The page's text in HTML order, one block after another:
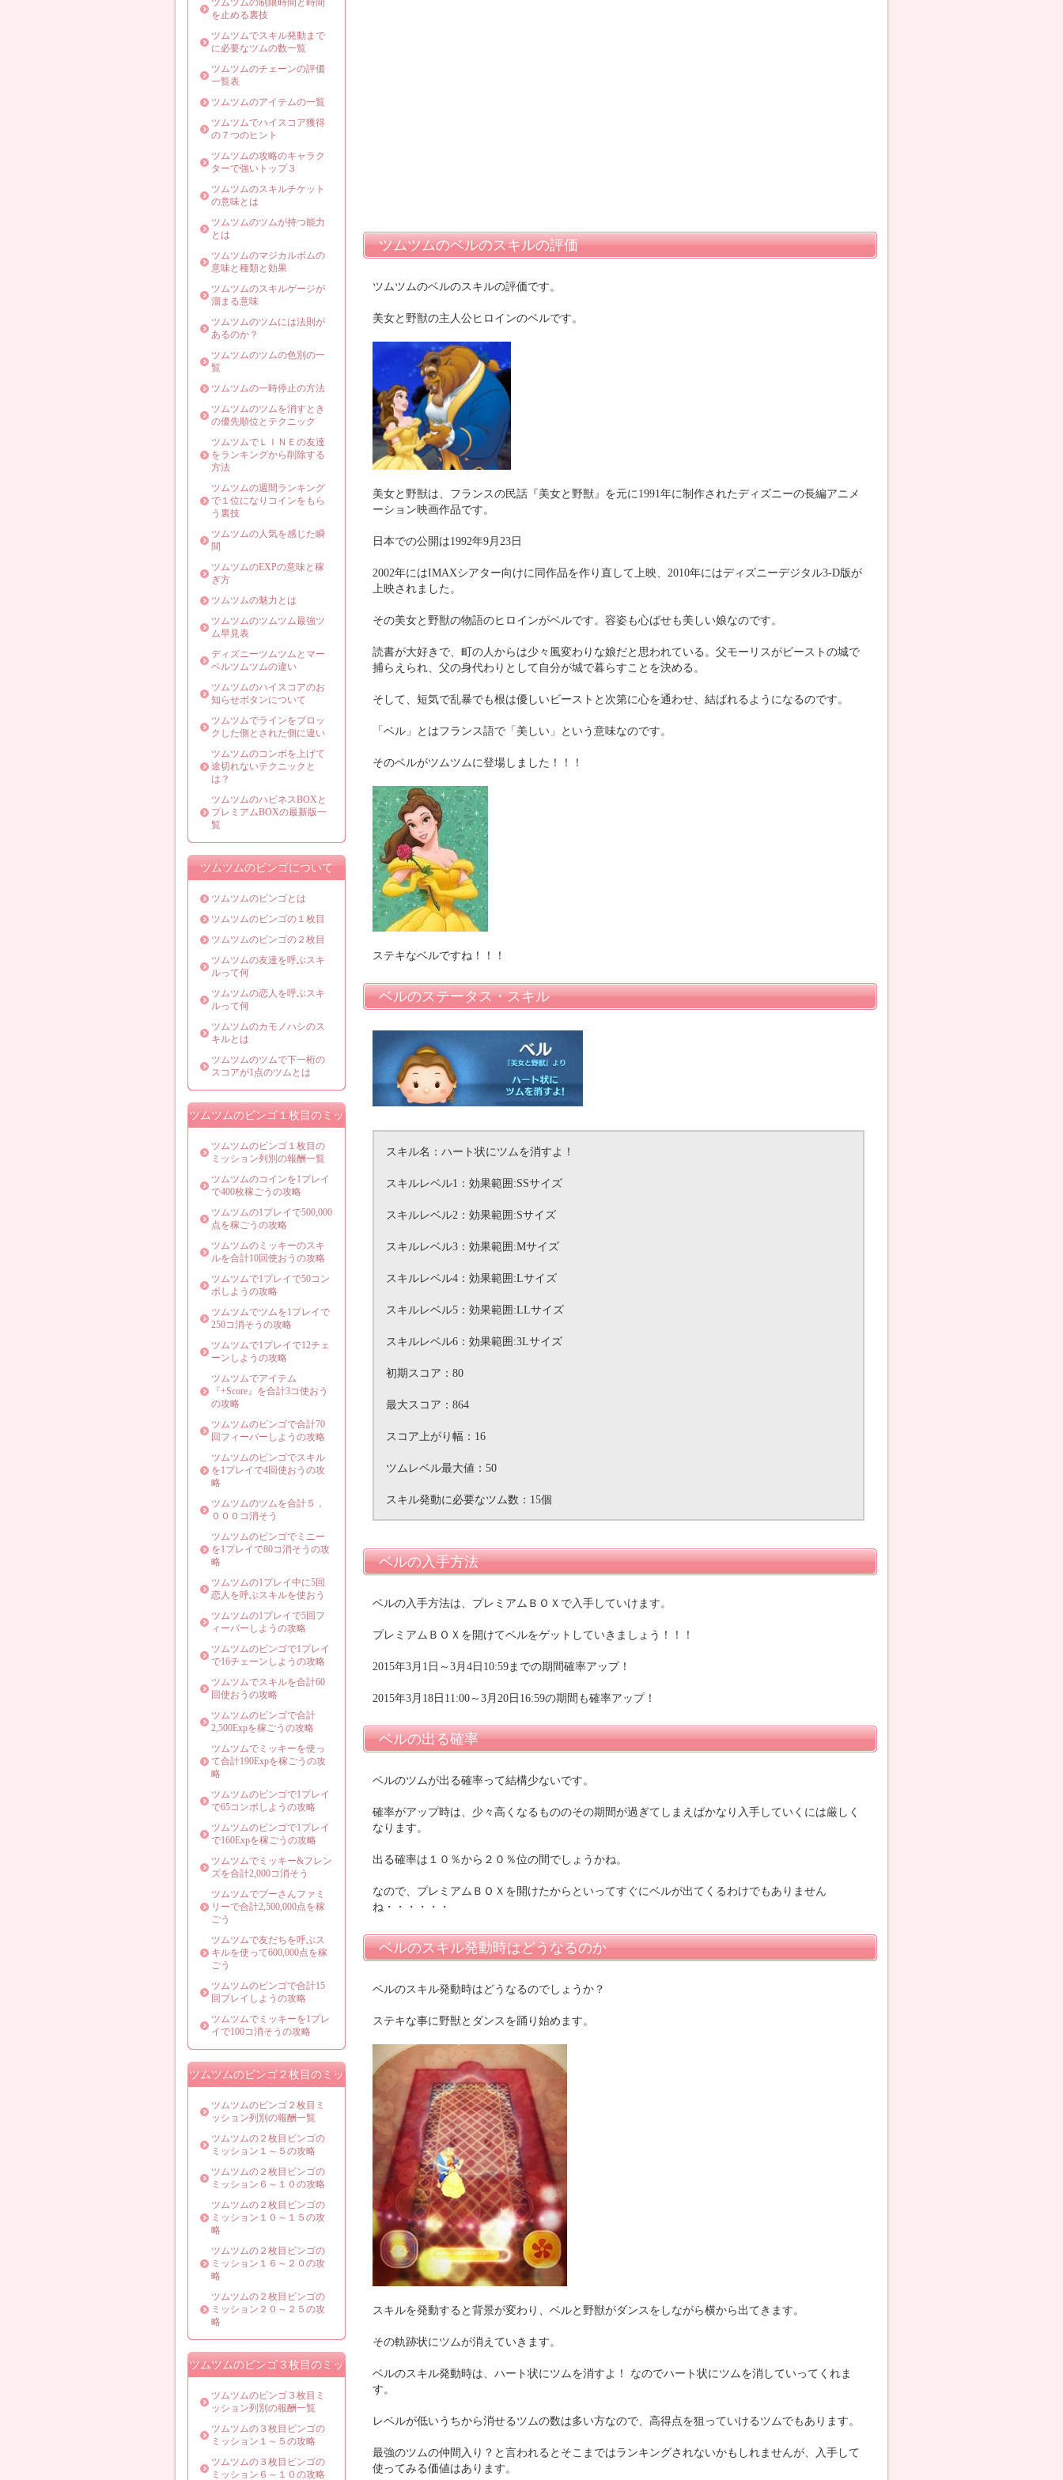
ツムツムのベルのスキルの評価
ツムツムのベルのスキルの評価です。
美女と野獣の主人公ヒロインのベルです。
美女と野獣は、フランスの民話『美女と野獣』を元に1991年に制作されたディズニーの長編アニメ
ーション映画作品です。
日本での公開は1992年9月23日
2002年にはIMAXシアター向けに同作品を作り直して上映、2010年にはディズニーデジタル3-D版が
上映されました。
その美女と野獣の物語のヒロインがベルです。容姿も心ばせも美しい娘なのです。
読書が大好きで、町の人からは少々風変わりな娘だと思われている。父モーリスがビーストの城で
捕らえられ、父の身代わりとして自分が城で暮らすことを決める。
そして、短気で乱暴でも根は優しいビーストと次第に心を通わせ、結ばれるようになるのです。
「ベル」とはフランス語で「美しい」という意味なのです。
そのベルがツムツムに登場しました！！！
ステキなベルですね！！！
ベルのステータス・スキル
スキル名：ハート状にツムを消すよ！
スキルレベル1：効果範囲:SSサイズ
スキルレベル2：効果範囲:Sサイズ
スキルレベル3：効果範囲:Mサイズ
スキルレベル4：効果範囲:Lサイズ
スキルレベル5：効果範囲:LLサイズ
スキルレベル6：効果範囲:3Lサイズ
初期スコア：80
最大スコア：864
スコア上がり幅：16
ツムレベル最大値：50
スキル発動に必要なツム数：15個
ベルの入手方法
ベルの入手方法は、プレミアムＢＯＸで入手していけます。
プレミアムＢＯＸを開けてベルをゲットしていきましょう！！！
2015年3月1日～3月4日10:59までの期間確率アップ！
2015年3月18日11:00～3月20日16:59の期間も確率アップ！
ベルの出る確率
ベルのツムが出る確率って結構少ないです。
確率がアップ時は、少々高くなるもののその期間が過ぎてしまえばかなり入手していくには厳しく
なります。
出る確率は１０％から２０％位の間でしょうかね。
なので、プレミアムＢＯＸを開けたからといってすぐにベルが出てくるわけでもありません
ね・・・・・・
ベルのスキル発動時はどうなるのか
ベルのスキル発動時はどうなるのでしょうか？
ステキな事に野獣とダンスを踊り始めます。
スキルを発動すると背景が変わり、ベルと野獣がダンスをしながら横から出てきます。
その軌跡状にツムが消えていきます。
ベルのスキル発動時は、ハート状にツムを消すよ！ なのでハート状にツムを消していってくれま
す。
レベルが低いうちから消せるツムの数は多い方なので、高得点を狙っていけるツムでもあります。
最強のツムの仲間入り？と言われるとそこまではランキングされないかもしれませんが、入手して
使ってみる価値はあります。
ツムツムの制限時間と時間
を止める裏技
ツムツムでスキル発動まで
に必要なツムの数一覧
ツムツムのチェーンの評価
一覧表
ツムツムのアイテムの一覧
ツムツムでハイスコア獲得
の７つのヒント
ツムツムの攻略のキャラク
ターで強いトップ３
ツムツムのスキルチケット
の意味とは
ツムツムのツムが持つ能力
とは
ツムツムのマジカルボムの
意味と種類と効果
ツムツムのスキルゲージが
溜まる意味
ツムツムのツムには法則が
あるのか？
ツムツムのツムの色別の一
覧
ツムツムの一時停止の方法
ツムツムのツムを消すとき
の優先順位とテクニック
ツムツムでＬＩＮＥの友達
をランキングから削除する
方法
ツムツムの週間ランキング
で１位になりコインをもら
う裏技
ツムツムの人気を感じた瞬
間
ツムツムのEXPの意味と稼
ぎ方
ツムツムの魅力とは
ツムツムのツムツム最強ツ
ム早見表
ディズニーツムツムとマー
ベルツムツムの違い
ツムツムのハイスコアのお
知らせボタンについて
ツムツムでラインをブロッ
クした側とされた側に違い
ツムツムのコンボを上げて
途切れないテクニックと
は？
ツムツムのハピネスBOXと
プレミアムBOXの最新版一
覧
ツムツムのビンゴについて
ツムツムのビンゴとは
ツムツムのビンゴの１枚目
ツムツムのビンゴの２枚目
ツムツムの友達を呼ぶスキ
ルって何
ツムツムの恋人を呼ぶスキ
ルって何
ツムツムのカモノハシのス
キルとは
ツムツムのツムで下一桁の
スコアが1点のツムとは
ツムツムのビンゴ１枚目のミッ
ション攻略法
ツムツムのビンゴ１枚目の
ミッション列別の報酬一覧
ツムツムのコインを1プレイ
で400枚稼ごうの攻略
ツムツムの1プレイで500,000
点を稼ごうの攻略
ツムツムのミッキーのスキ
ルを合計10回使おうの攻略
ツムツムで1プレイで50コン
ボしようの攻略
ツムツムでツムを1プレイで
250コ消そうの攻略
ツムツムで1プレイで12チェ
ーンしようの攻略
ツムツムでアイテム
『+Score』を合計3コ使おう
の攻略
ツムツムのビンゴで合計70
回フィーバーしようの攻略
ツムツムのビンゴでスキル
を1プレイで4回使おうの攻
略
ツムツムのツムを合計５，
０００コ消そう
ツムツムのビンゴでミニー
を1プレイで80コ消そうの攻
略
ツムツムの1プレイ中に5回
恋人を呼ぶスキルを使おう
ツムツムの1プレイで5回フ
ィーバーしようの攻略
ツムツムのビンゴで1プレイ
で16チェーンしようの攻略
ツムツムでスキルを合計60
回使おうの攻略
ツムツムのビンゴで合計
2,500Expを稼ごうの攻略
ツムツムでミッキーを使っ
て合計190Expを稼ごうの攻
略
ツムツムのビンゴで1プレイ
で65コンボしようの攻略
ツムツムのビンゴで1プレイ
で160Expを稼ごうの攻略
ツムツムでミッキー&フレン
ズを合計2,000コ消そう
ツムツムでプーさんファミ
リーで合計2,500,000点を稼
ごう
ツムツムで友だちを呼ぶス
キルを使って600,000点を稼
ごう
ツムツムのビンゴで合計15
回プレイしようの攻略
ツムツムでミッキーを1プレ
イで100コ消そうの攻略
ツムツムのビンゴ２枚目のミッ
ション攻略法
ツムツムのビンゴ２枚目ミ
ッション列別の報酬一覧
ツムツムの２枚目ビンゴの
ミッション１～５の攻略
ツムツムの２枚目ビンゴの
ミッション６～１０の攻略
ツムツムの２枚目ビンゴの
ミッション１０～１５の攻
略
ツムツムの２枚目ビンゴの
ミッション１６～２０の攻
略
ツムツムの２枚目ビンゴの
ミッション２０～２５の攻
略
ツムツムのビンゴ３枚目のミッ
ション攻略
ツムツムのビンゴ３枚目ミ
ッション列別の報酬一覧
ツムツムの３枚目ビンゴの
ミッション１～５の攻略
ツムツムの３枚目ビンゴの
ミッション６～１０の攻略